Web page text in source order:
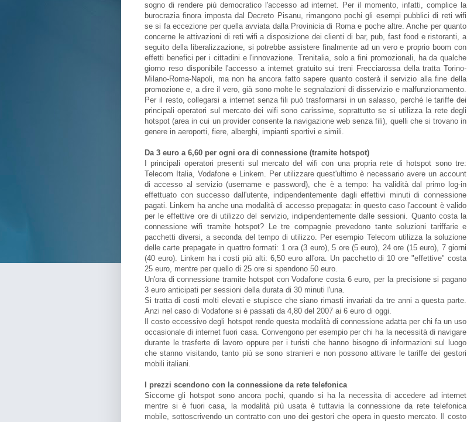
sogno di rendere più democratico l'accesso ad internet. Per il momento, infatti, complice la
burocrazia finora imposta dal Decreto Pisanu, rimangono pochi gli esempi pubblici di reti wifi
se si fa eccezione per quella avviata dalla Provinicia di Roma e poche altre. Anche per quanto
concerne le attivazioni di reti wifi a disposizione dei clienti di bar, pub, fast food e ristoranti, a
seguito della liberalizzazione, si potrebbe assistere finalmente ad un vero e proprio boom con
effetti benefici per i cittadini e l'innovazione. Trenitalia, solo a fini promozionali, ha da qualche
giorno reso disponibile l'accesso a internet gratuito sui treni Frecciarossa della tratta Torino-
Milano-Roma-Napoli, ma non ha ancora fatto sapere quanto costerà il servizio alla fine della
promozione e, a dire il vero, già sono molte le segnalazioni di disservizio e malfunzionamento.
Per il resto, collegarsi a internet senza fili può trasformarsi in un salasso, perché le tariffe dei
principali operatori sul mercato dei wifi sono carissime, soprattutto se si utilizza la rete degli
hotspot (area in cui un provider consente la navigazione web senza fili), quelli che si trovano in
genere in aeroporti, fiere, alberghi, impianti sportivi e simili.
Da 3 euro a 6,60 per ogni ora di connessione (tramite hotspot)
I principali operatori presenti sul mercato del wifi con una propria rete di hotspot sono tre:
Telecom Italia, Vodafone e Linkem. Per utilizzare quest'ultimo è necessario avere un account
di accesso al servizio (username e password), che è a tempo: ha validità dal primo log-in
effettuato con successo dall'utente, indipendentemente dagli effettivi minuti di connessione
pagati. Linkem ha anche una modalità di accesso prepagata: in questo caso l'account è valido
per le effettive ore di utilizzo del servizio, indipendentemente dalle sessioni. Quanto costa la
connessione wifi tramite hotspot? Le tre compagnie prevedono tante soluzioni tariffarie e
pacchetti diversi, a seconda del tempo di utilizzo. Per esempio Telecom utilizza la soluzione
delle carte prepagate in quattro formati: 1 ora (3 euro), 5 ore (5 euro), 24 ore (15 euro), 7 giorni
(40 euro). Linkem ha i costi più alti: 6,50 euro all'ora. Un pacchetto di 10 ore "effettive" costa
25 euro, mentre per quello di 25 ore si spendono 50 euro.
Un'ora di connessione tramite hotspot con Vodafone costa 6 euro, per la precisione si pagano
3 euro anticipati per sessioni della durata di 30 minuti l'una.
Si tratta di costi molti elevati e stupisce che siano rimasti invariati da tre anni a questa parte.
Anzi nel caso di Vodafone si è passati da 4,80 del 2007 ai 6 euro di oggi.
Il costo eccessivo degli hotspot rende questa modalità di connessione adatta per chi fa un uso
occasionale di internet fuori casa. Convengono per esempio per chi ha la necessità di navigare
durante le trasferte di lavoro oppure per i turisti che hanno bisogno di informazioni sul luogo
che stanno visitando, tanto più se sono stranieri e non possono attivare le tariffe dei gestori
mobili italiani.
I prezzi scendono con la connessione da rete telefonica
Siccome gli hotspot sono ancora pochi, quando si ha la necessita di accedere ad internet
mentre si è fuori casa, la modalità più usata è tuttavia la connessione da rete telefonica
mobile, sottoscrivendo un contratto con uno dei gestori che opera in questo mercato. Il costo